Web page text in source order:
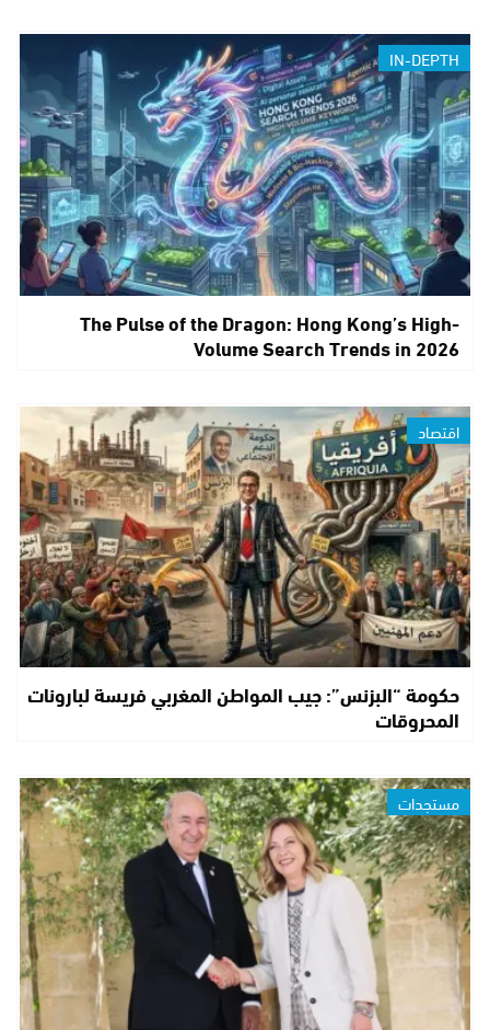
IN-DEPTH
The Pulse of the Dragon: Hong Kong’s High-
Volume Search Trends in 2026
اقتصاد
حكومة “البزنس”: جيب المواطن المغربي فريسة لبارونات
المحروقات
مستجدات